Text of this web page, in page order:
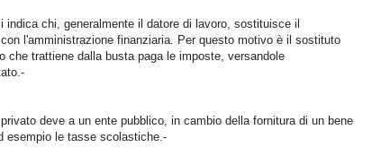
indica chi, generalmente il datore di lavoro, sostituisce il
l'amministrazione finanziaria. Per questo motivo è il sostituto
che trattiene dalla busta paga le imposte, versandole
deve a un ente pubblico, in cambio della fornitura di un bene
esempio le tasse scolastiche.-